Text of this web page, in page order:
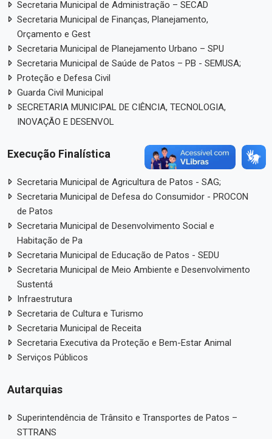
Secretaria Municipal de Administração – SECAD
Secretaria Municipal de Finanças, Planejamento,
Orçamento e Gest
Secretaria Municipal de Planejamento Urbano – SPU
Secretaria Municipal de Saúde de Patos – PB - SEMUSA;
Proteção e Defesa Civil
Guarda Civil Municipal
SECRETARIA MUNICIPAL DE CIÊNCIA, TECNOLOGIA,
INOVAÇÃO E DESENVOL
Execução Finalística
Secretaria Municipal de Agricultura de Patos - SAG;
Secretaria Municipal de Defesa do Consumidor - PROCON
de Patos
Secretaria Municipal de Desenvolvimento Social e
Habitação de Pa
Secretaria Municipal de Educação de Patos - SEDU
Secretaria Municipal de Meio Ambiente e Desenvolvimento
Sustentá
Infraestrutura
Secretaria de Cultura e Turismo
Secretaria Municipal de Receita
Secretaria Executiva da Proteção e Bem-Estar Animal
Serviços Públicos
Autarquias
Superintendência de Trânsito e Transportes de Patos –
STTRANS